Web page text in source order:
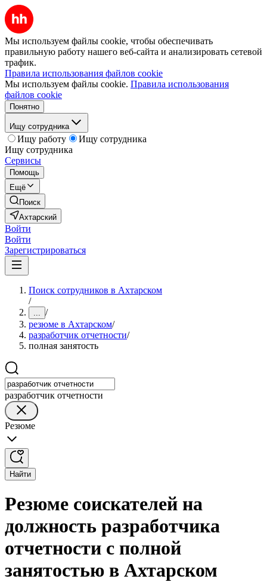
Мы используем файлы cookie, чтобы обеспечивать
правильную работу нашего веб-сайта и анализировать сетевой
трафик.
Правила использования файлов cookie
Мы используем файлы cookie. Правила использования
файлов cookie
Понятно
Ищу сотрудника
Ищу работу
Ищу сотрудника
Ищу сотрудника
Сервисы
Помощь
Ещё
Поиск
Ахтарский
Войти
Войти
Зарегистрироваться
Поиск сотрудников в Ахтарском
/
... /
резюме в Ахтарском/
разработчик отчетности/
полная занятость
разработчик отчетности
Резюме
Найти
Резюме соискателей на
должность разработчика
отчетности с полной
занятостью в Ахтарском